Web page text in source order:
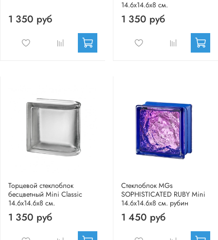
1 350 руб
14.6x14.6x8 см.
1 350 руб
Торцевой стеклоблок
бесцветный Mini Classic
14.6x14.6x8 см.
1 350 руб
Стеклоблок MGs
SOPHISTICATED RUBY Mini
14.6x14.6x8 см. рубин
1 450 руб